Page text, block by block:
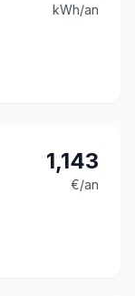
kWh/an
1,143
€/an